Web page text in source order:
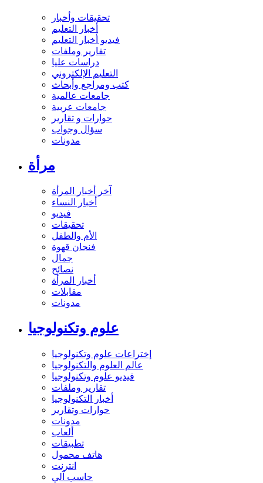
تحقيقات وأخبار
أخبار التعليم
فيديو أخبار التعليم
تقارير وملفات
دراسات عليا
التعليم الإلكتروني
كتب ومراجع وأبحاث
جامعات عالمية
جامعات عربية
حوارات و تقارير
سؤال وجواب
مدونات
مرأة
آخر أخبار المرأة
أخبار النساء
فيديو
تحقيقات
الأم والطفل
فنجان قهوة
جمال
نصائح
أخبار المرأة
مقابلات
مدونات
علوم وتكنولوجيا
إختراعات علوم وتكنولوجيا
عالم العلوم والتكنولوجيا
فيديو علوم وتكنولوجيا
تقارير وملفات
أخبار التكنولوجيا
حوارات وتقارير
مدونات
ألعاب
تطبيقات
هاتف محمول
انترنت
حاسب آلي